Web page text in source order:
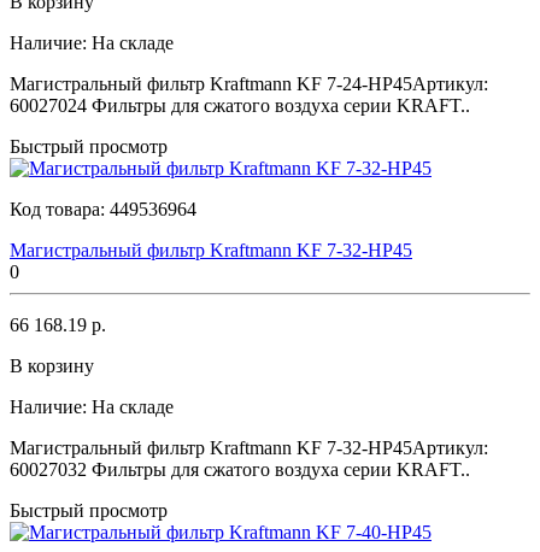
Наличие: На складе
Магистральный фильтр Kraftmann KF 7-24-HP45Артикул:
60027024 Фильтры для сжатого воздуха серии KRAFT..
Быстрый просмотр
Код товара: 449536964
Магистральный фильтр Kraftmann KF 7-32-HP45
0
66 168.19 р.
В корзину
Наличие: На складе
Магистральный фильтр Kraftmann KF 7-32-HP45Артикул:
60027032 Фильтры для сжатого воздуха серии KRAFT..
Быстрый просмотр